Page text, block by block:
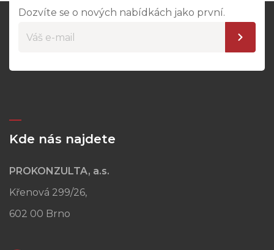
Dozvíte se o nových nabídkách jako první.
Kde nás najdete
PROKONZULTA, a.s.
Křenová 299/26,
602 00 Brno